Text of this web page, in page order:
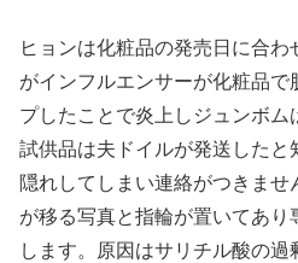
ヒョンは化粧品の発売日に合
がインフルエンサーが化粧品で
プしたことで炎上しジュンボム
試供品は夫ドイルが発送したと
隠れしてしまい連絡がつきま
が移る写真と指輪が置いてあ
します。原因はサリチル酸の